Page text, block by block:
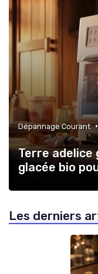
Dépannage Courant •
Terre adelice
glacée bio
Les derniers